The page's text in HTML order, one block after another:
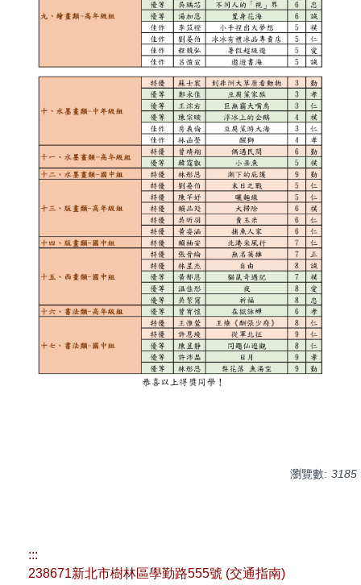
瀏覽數: 3185
:::
238671新北市樹林區學勤路555號 (交通指南)